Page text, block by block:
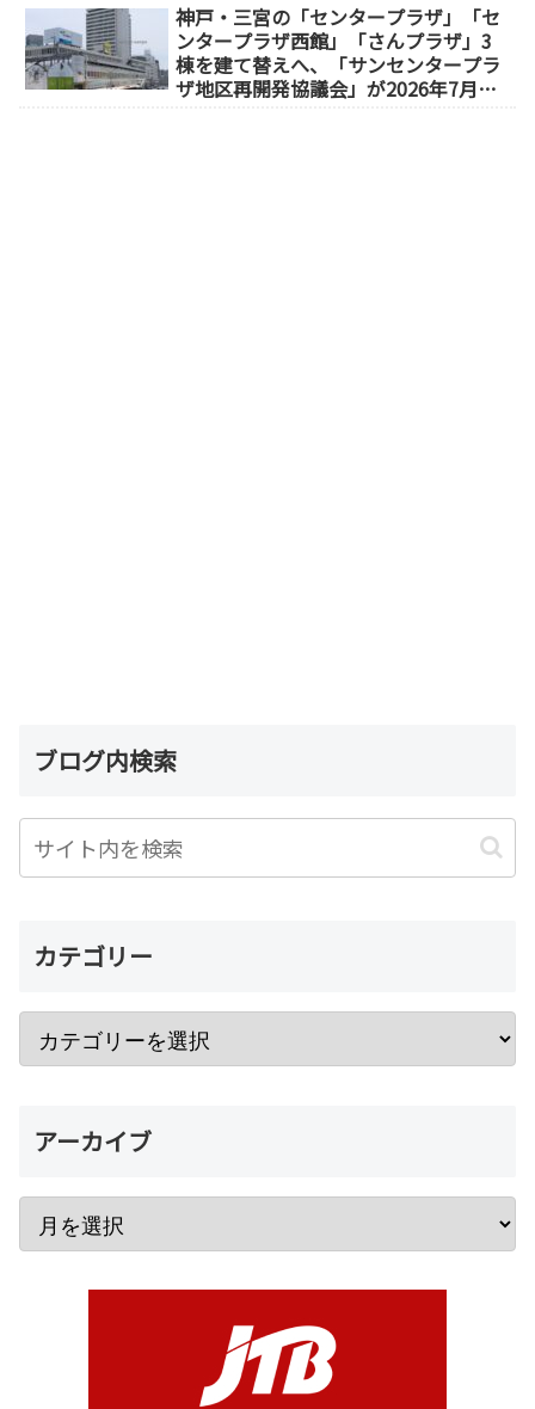
神戸・三宮の「センタープラザ」「セ
ンタープラザ西館」「さんプラザ」3
棟を建て替えへ、「サンセンタープラ
ザ地区再開発協議会」が2026年7月発
ブログ内検索
カテゴリー
アーカイブ